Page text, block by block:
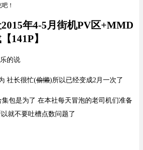
！
2015年4-5月街机PV区+MMD
141P】
的说
社长很忙(偷懒)所以已经变成2月一次了
包是为了 在本社每天冒泡的老司机们准备
就不要吐槽点数问题了